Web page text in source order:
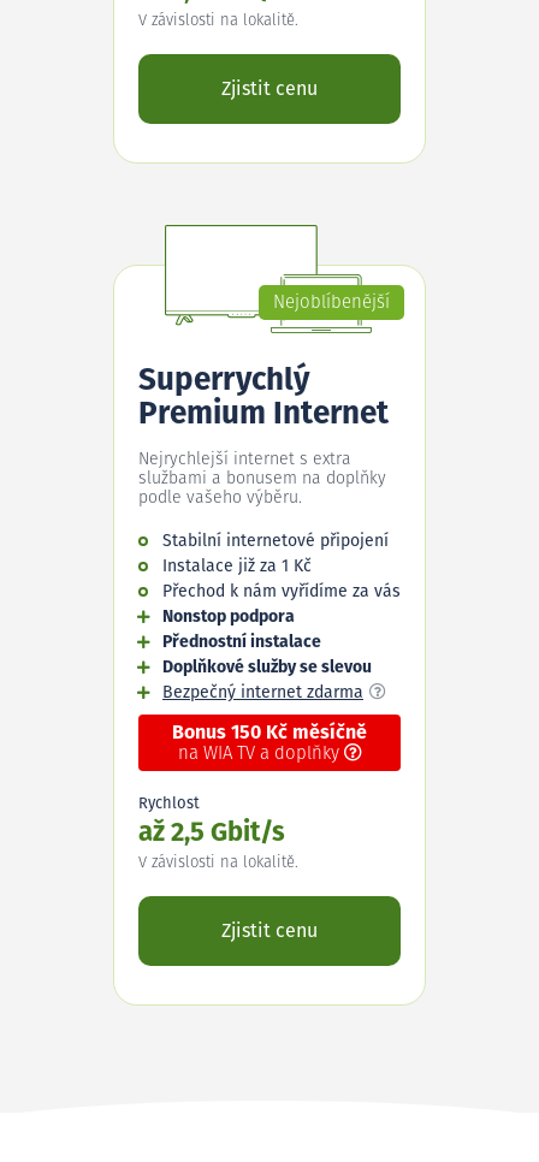
V závislosti na lokalitě.
Zjistit cenu
Nejoblíbenější
Superrychlý
Premium Internet
Nejrychlejší internet s extra
službami a bonusem na doplňky
podle vašeho výběru.
Stabilní internetové připojení
Instalace již za 1 Kč
Přechod k nám vyřídíme za vás
Nonstop podpora
Přednostní instalace
Doplňkové služby se slevou
Bezpečný internet zdarma
Bonus 150 Kč měsíčně
na WIA TV a doplňky
Rychlost
až 2,5 Gbit/s
V závislosti na lokalitě.
Zjistit cenu